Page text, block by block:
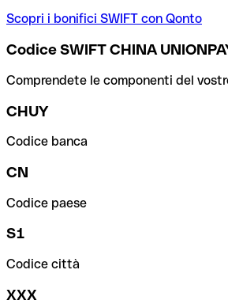
Scopri i bonifici SWIFT con Qonto
Codice SWIFT CHINA
Comprendete le componenti del
CHUY
Codice banca
CN
Codice paese
S1
Codice città
XXX